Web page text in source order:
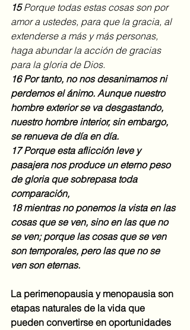
15 Porque todas estas cosas son por
amor a ustedes, para que la gracia, al
extenderse a más y más personas,
haga abundar la acción de gracias
para la gloria de Dios.
16 Por tanto, no nos desanimamos ni
perdemos el ánimo. Aunque nuestro
hombre exterior se va desgastando,
nuestro hombre interior, sin embargo,
se renueva de día en día.
17 Porque esta aflicción leve y
pasajera nos produce un eterno peso
de gloria que sobrepasa toda
comparación,
18 mientras no ponemos la vista en las
cosas que se ven, sino en las que no
se ven; porque las cosas que se ven
son temporales, pero las que no se
ven son eternas.
La perimenopausia y menopausia son
etapas naturales de la vida que
pueden convertirse en oportunidades